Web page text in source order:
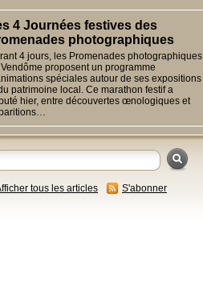
4 Journées festives des
photographiques
4 jours, les Promenades photographiques
proposent un programme
spéciales autour de ses expositions
patrimoine local. Ce marathon festif a
hier, entre découvertes œnologiques et
tous les articles S'abonner